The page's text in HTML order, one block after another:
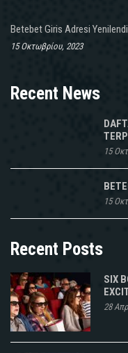
Betebet Giris Adresi Yenilendi
15 Οκτωβρίου, 2023
Recent News
15
15
Recent Posts
SIX
28